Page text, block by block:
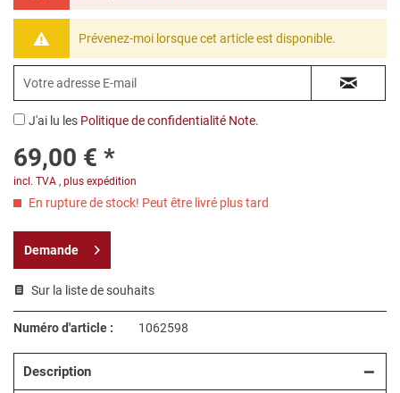
Prévenez-moi lorsque cet article est disponible.
J'ai lu les Politique de confidentialité Note.
69,00 € *
incl. TVA , plus expédition
En rupture de stock! Peut être livré plus tard
Demande
Sur la liste de souhaits
Numéro d'article : 1062598
Description